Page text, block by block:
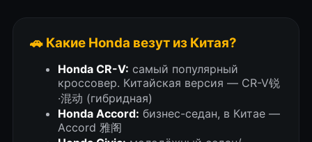
🚗 Какие Honda везут из Китая?
Honda CR-V: самый популярный
кроссовер. Китайская версия — CR-V锐
·混动 (гибридная)
Honda Accord: бизнес-седан, в Китае —
Accord 雅阁